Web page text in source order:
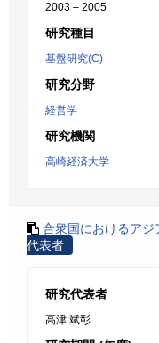
2003 – 2005
研究種目
基盤研究(C)
研究分野
経営学
研究機関
高崎経済大学
合衆国におけるア
代表者
研究代表者
高津 斌彰